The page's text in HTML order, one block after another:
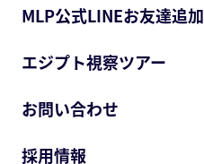
MLP公式LINEお友達追加
エジプト視察ツアー
お問い合わせ
採用情報